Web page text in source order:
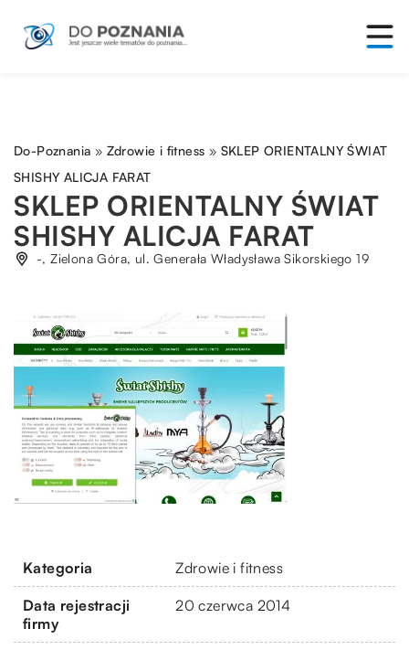
Do-Poznania » Zdrowie i fitness » SKLEP ORIENTALNY ŚWIAT
SHISHY ALICJA FARAT
SKLEP ORIENTALNY ŚWIAT
SHISHY ALICJA FARAT
-, Zielona Góra, ul. Generała Władysława Sikorskiego 19
Kategoria Zdrowie i fitness
Data rejestracji
firmy
20 czerwca 2014